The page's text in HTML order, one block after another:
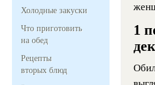
Холодные закуски
Что приготовить
на обед
Рецепты
вторых блюд
1